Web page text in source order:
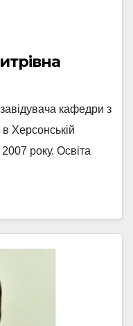
кафедри з
Херсонській
року. Освіта